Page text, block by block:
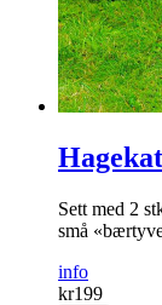
Sett med 2
små
info
kr199